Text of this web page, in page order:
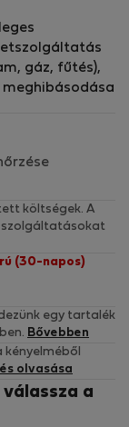
gáz, fűtés),
költségek. A
szolgáltatásokat
(30-napos)
egy tartalék
Bővebben
kényelméből
olvasása
a